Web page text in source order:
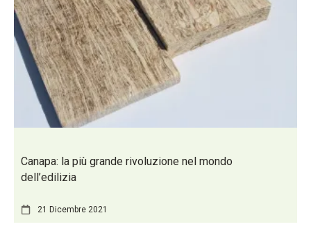
Canapa: la più grande rivoluzione nel mondo
dell’edilizia
21 Dicembre 2021